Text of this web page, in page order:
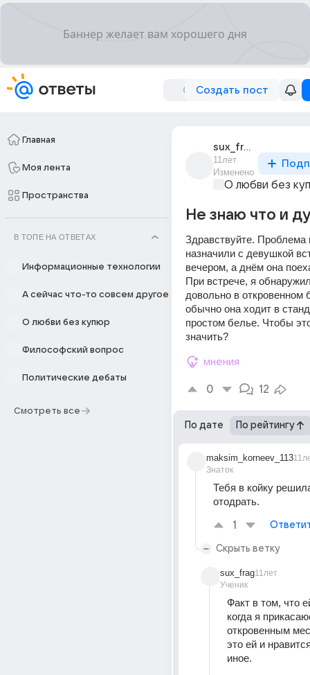
Создать пост
Главная
Моя лента
Пространства
В ТОПЕ НА ОТВЕТАХ
Информационные технологии
А сейчас что-то совсем другое
О любви без купюр
Философский вопрос
Политические дебаты
Смотреть все
sux_frag
11лет
Изменено
О любви без
Не знаю что и
Здравствуйте. Проблема
назначили с девушкой
вечером, а днём она
При встрече, я
довольно в откровенном
обычно она ходит в
простом белье. Чтобы
значить?
мнения
0 12
По дате По рейтингу
maksim_korneev_113
Знаток
Тебя в койку
отодрать.
1
Скрыть ветку
sux_frag
Ученик
11лет
Факт в том, что
когда я
откровенным
это ей и
иное.